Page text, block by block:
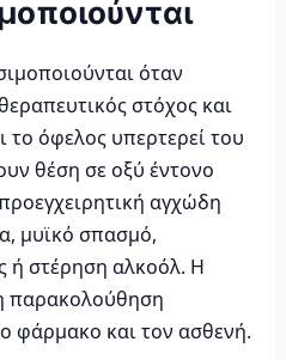
όταν
στόχος και
το όφελος υπερτερεί του
θέση σε οξύ έντονο
αγχώδη
μυϊκό σπασμό,
ή στέρηση αλκοόλ. Η
παρακολούθηση
φάρμακο και τον ασθενή.